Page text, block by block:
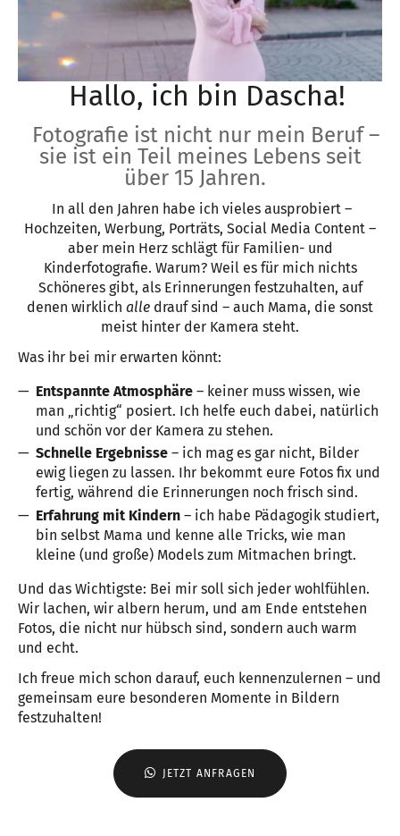
Hallo, ich bin Dascha!
Fotografie ist nicht nur mein Beruf –
sie ist ein Teil meines Lebens seit
über 15 Jahren.
In all den Jahren habe ich vieles ausprobiert –
Hochzeiten, Werbung, Porträts, Social Media Content –
aber mein Herz schlägt für Familien- und
Kinderfotografie. Warum? Weil es für mich nichts
Schöneres gibt, als Erinnerungen festzuhalten, auf
denen wirklich alle drauf sind – auch Mama, die sonst
meist hinter der Kamera steht.
Was ihr bei mir erwarten könnt:
Entspannte Atmosphäre – keiner muss wissen, wie
man „richtig“ posiert. Ich helfe euch dabei, natürlich
und schön vor der Kamera zu stehen.
Schnelle Ergebnisse – ich mag es gar nicht, Bilder
ewig liegen zu lassen. Ihr bekommt eure Fotos fix und
fertig, während die Erinnerungen noch frisch sind.
Erfahrung mit Kindern – ich habe Pädagogik studiert,
bin selbst Mama und kenne alle Tricks, wie man
kleine (und große) Models zum Mitmachen bringt.
Und das Wichtigste: Bei mir soll sich jeder wohlfühlen.
Wir lachen, wir albern herum, und am Ende entstehen
Fotos, die nicht nur hübsch sind, sondern auch warm
und echt.
Ich freue mich schon darauf, euch kennenzulernen – und
gemeinsam eure besonderen Momente in Bildern
festzuhalten!
JETZT ANFRAGEN